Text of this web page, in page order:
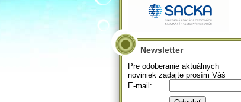
Newsletter
Pre odoberanie aktuálnych
noviniek zadajte prosím Váš
E-mail: